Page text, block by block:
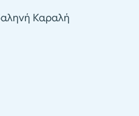
Καραλή